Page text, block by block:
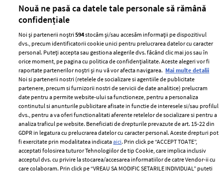
ELLE Style Awards
2024
Despre ELLE
Romania
Contact
Abonamente
Termeni si conditii
Politica de
confidențialitate
Politica de cookies
Publicitate
Nouă ne pasă ca datele tale personale să rămână
confidențiale
Noi și partenerii noștri594stocăm și/sau accesăm informații pe dispozitivul
dvs., precum identificatorii cookie unici pentru prelucrarea datelor cu caracter
personal. Puteți accepta sau gestiona alegerile dvs. făcând clic mai jos sau în
orice moment, pe pagina cu politica de confidențialitate. Aceste alegeri vor fi
raportate partenerilor noștri și nu vă vor afecta navigarea. Mai multe detalii
Noi si partenerii nostri (retelele de socializare si agentiile de publicitate
partenere, precum si furnizorii nostri de servicii de date analitice) prelucram
date pentru a permite website-ului sa functioneze, pentru a personaliza
continutul si anunturile publicitare afisate in functie de interesele si/sau profilul
dvs., pentru a va oferi functionalitati aferente retelelor de socializare si pentru a
analiza traficul pe website. Beneficiati de drepturile prevazute de art. 15-22 din
GDPR in legatura cu prelucrarea datelor cu caracter personal. Aceste drepturi pot
fi exercitate prin modalitatea indicataaici. Prin click pe “ACCEPT TOATE”,
acceptati folosirea tuturor Tehnologiilor de tip Cookie, care implica inclusiv
acceptul dvs. cu privire la stocarea/accesarea informatiilor de catre Vendor-ii cu
care colaboram. Prin click pe “VREAU SA MODIFIC SETARILE INDIVIDUAL” puteti